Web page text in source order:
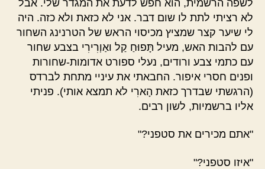
לשפה הרשמית, הוא חפש לדעת את המגדר שלי. אבל
לא רציתי לתת לו שום דבר. אני לא כזאת ולא כזה. היה
לי שיער קצר שמציץ מכיסוי הראש של הטרנינג השחור
עם להבות האש, מעיל תָּפוּחַ קַל ואַוְרִירִי בצבע שחור
עם כתמי צבע ורודים, נעלי ספורט אדומות-שחורות
ופנים חסרי איפור. החבאתי את עיניי מתחת לברדס
(הרגשתי שבדרך כזאת הָארִי לא תמצא אותי). פניתי
אליו ברשמיות, לשון רבים.
"אתם מכירים את סטפני?"
"איזו סטפני?"